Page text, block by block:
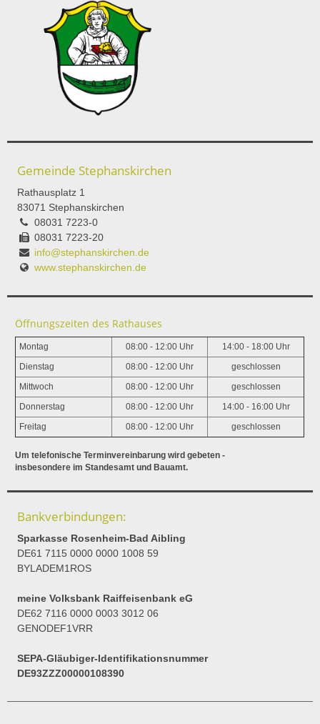
Gemeinde Stephanskirchen
Rathausplatz 1
83071 Stephanskirchen
08031 7223-0
08031 7223-20
info@stephanskirchen.de
www.stephanskirchen.de
Öffnungszeiten des Rathauses
Montag 08:00 - 12:00 Uhr 14:00 - 18:00 Uhr
Dienstag 08:00 - 12:00 Uhr geschlossen
Mittwoch 08:00 - 12:00 Uhr geschlossen
Donnerstag 08:00 - 12:00 Uhr 14:00 - 16:00 Uhr
Freitag 08:00 - 12:00 Uhr geschlossen
Um telefonische Terminvereinbarung wird gebeten -
insbesondere im Standesamt und Bauamt.
Bankverbindungen:
Sparkasse Rosenheim-Bad Aibling
DE61 7115 0000 0000 1008 59
BYLADEM1ROS
meine Volksbank Raiffeisenbank eG
DE62 7116 0000 0003 3012 06
GENODEF1VRR
SEPA-Gläubiger-Identifikationsnummer
DE93ZZZ00000108390